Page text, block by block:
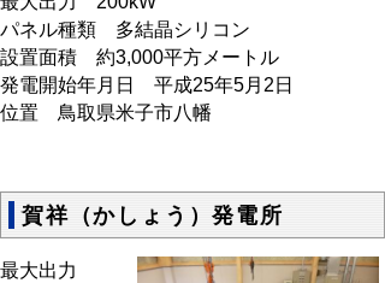
パネル種類 多結晶シリコン
設置面積 約3,000平方メートル
発電開始年月日 平成25年5月2日
位置 鳥取県米子市八幡
賀祥（かしょう）発電所
最大出力